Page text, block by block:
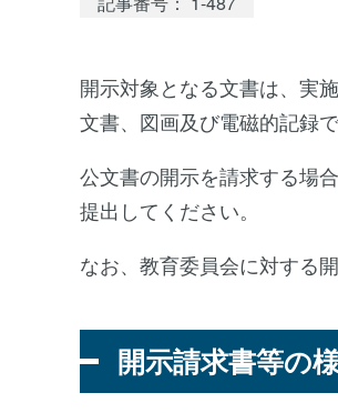
開示対象となる文書は、実
文書、図画及び電磁的記録
公文書の開示を請求する場
提出してください。
なお、教育委員会に対する
開示請求書等の